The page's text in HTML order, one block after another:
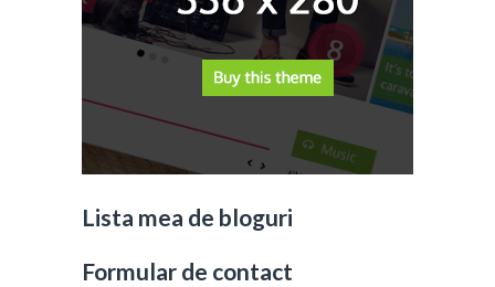
Lista mea de bloguri
Formular de contact